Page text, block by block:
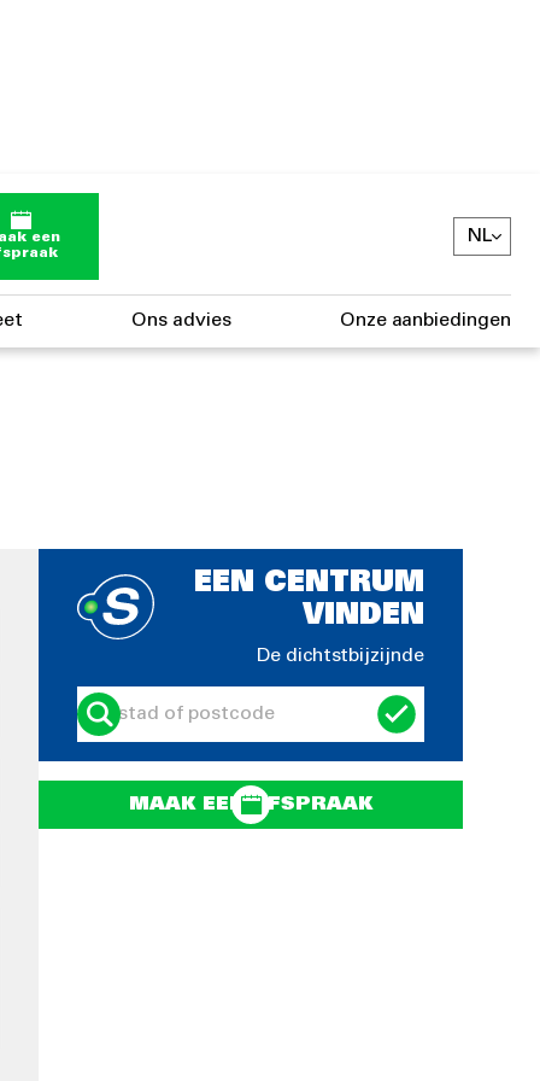
een
NL
Ons advies Onze aanbiedingen
EEN CENTRUM
VINDEN
De dichtstbijzijnde
MAAK EEN AFSPRAAK